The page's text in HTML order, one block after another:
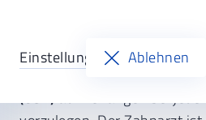
Einstellungen Ablehnen
Ein GKV-Versicherter ist
verpflichtet, die
(eGK)auf Verlangen bei